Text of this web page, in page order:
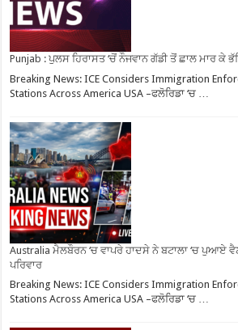
Punjab : ਪੁਲਸ ਹਿਰਾਸਤ ‘ਚੋਂ ਨੌਜਵਾਨ ਗੱਡੀ ਤੋਂ ਛਾਲ ਮਾਰ ਕੇ
Breaking News: ICE Considers Immigration
Stations Across America USA –ਫਲੋਰਿਡਾ ‘ਚ …
Australia ਮੈਲਬੌਰਨ ‘ਚ ਵਾਪਰੇ ਹਾਦਸੇ ਨੇ ਬਟਾਲਾ ‘ਚ ਪੁਆਏ
ਪਰਿਵਾਰ
Breaking News: ICE Considers Immigration
Stations Across America USA –ਫਲੋਰਿਡਾ ‘ਚ …